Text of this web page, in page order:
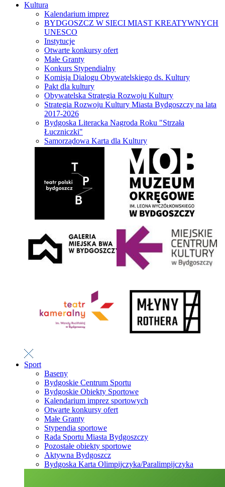
Kultura
Kalendarium imprez
BYDGOSZCZ W SIECI MIAST KREATYWNYCH
UNESCO
Instytucje
Otwarte konkursy ofert
Małe Granty
Konkurs Stypendialny
Komisja Dialogu Obywatelskiego ds. Kultury
Pakt dla kultury
Obywatelska Strategia Rozwoju Kultury
Strategia Rozwoju Kultury Miasta Bydgoszczy na lata
2017-2026
Bydgoska Literacka Nagroda Roku "Strzała
Łuczniczki"
Samorządowa Karta dla Kultury
Sport
Baseny
Bydgoskie Centrum Sportu
Bydgoskie Obiekty Sportowe
Kalendarium imprez sportowych
Otwarte konkursy ofert
Małe Granty
Stypendia sportowe
Rada Sportu Miasta Bydgoszczy
Pozostałe obiekty sportowe
Aktywna Bydgoszcz
Bydgoska Karta Olimpijczyka/Paralimpijczyka